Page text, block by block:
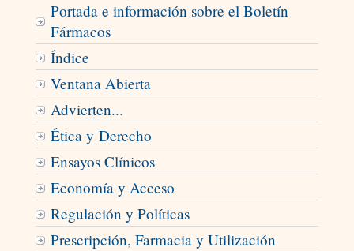
Portada e información sobre el Boletín
Fármacos
Índice
Ventana Abierta
Advierten...
Ética y Derecho
Ensayos Clínicos
Economía y Acceso
Regulación y Políticas
Prescripción, Farmacia y Utilización